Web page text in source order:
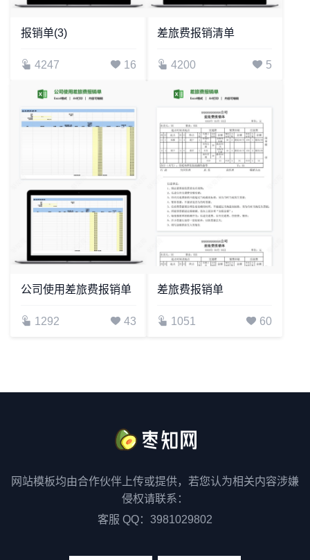
报销单(3)
4247 16
差旅费报销清单
4200 5
公司使用差旅费报销单
1292 43
差旅费报销单
1051 60
网站模板均由合作伙伴上传或提供，若您认为相关内容涉嫌
侵权请联系：
客服 QQ：3981029802